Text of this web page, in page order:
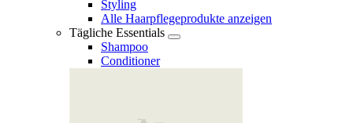
Styling
Alle Haarpflegeprodukte anzeigen
Tägliche Essentials
Shampoo
Conditioner